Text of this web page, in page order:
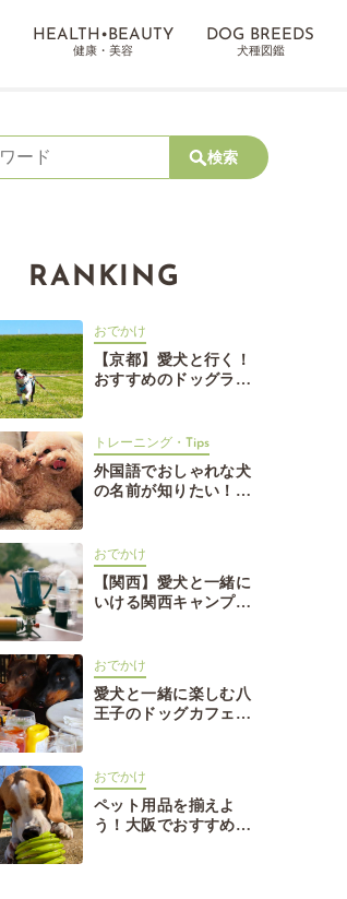
HEALTH•BEAUTY
健康・美容
DOG BREEDS
犬種図鑑
検索
RANKING
おでかけ
【京都】愛犬と行く！
おすすめのドッグラン
ラン15選
トレーニング・Tips
外国語でおしゃれな犬
の名前が知りたい！言
が知りたい！言語別で
徹底解説
おでかけ
【関西】愛犬と一緒に
いける関西キャンプ場
西キャンプ場おすすめ
26選
おでかけ
愛犬と一緒に楽しむ八
王子のドッグカフェ・
ドッグカフェ・レスト
ラン12選
おでかけ
ペット用品を揃えよ
う！大阪でおすすめの